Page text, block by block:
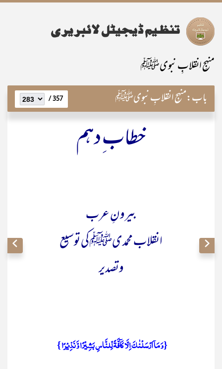
منہجِ انقلابِ نبویﷺ
باب:منہجِ انقلابِ نبویﷺ 357 /
خطاب ِدہم
بیرونِ عرب
انقلاب محمدیﷺ کی توسیع
وتصدیر
{وَ مَاۤ اَرۡسَلۡنٰکَ اِلَّا کَآفَّۃً لِّلنَّاسِ بَشِیۡرًا وَّ نَذِیۡرًا }